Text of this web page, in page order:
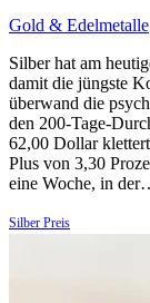
Gold & Edelmetalle
Silber hat am
damit die jüngste
überwand die
den 200-Tage-
62,00 Dollar
Plus von 3,30
eine Woche, in
Silber Preis